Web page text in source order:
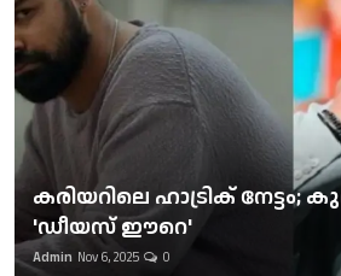
കരിയറിലെ ഹാട്രിക് നേട്ടം;
'ഡീയസ് ഈറെ'
Admin Nov 6, 2025 0